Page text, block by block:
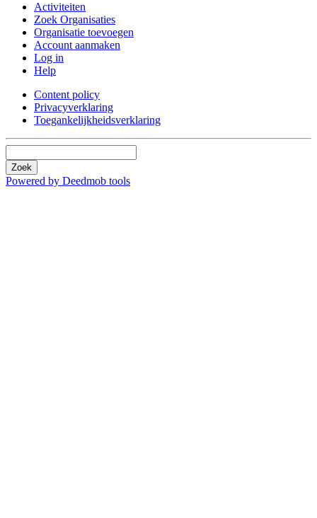
Activiteiten
Zoek Organisaties
Organisatie toevoegen
Account aanmaken
Log in
Help
Content policy
Privacyverklaring
Toegankelijkheidsverklaring
Zoek
Powered by Deedmob tools